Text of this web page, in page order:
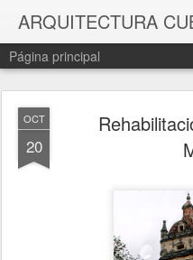
ARQUITECTURA
Página principal
OCT
20